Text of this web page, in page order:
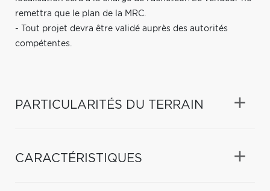
remettra que le plan de la MRC.
- Tout projet devra être validé auprès des autorités
compétentes.
PARTICULARITÉS DU TERRAIN
CARACTÉRISTIQUES